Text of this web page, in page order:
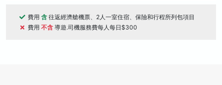
費用 含 往返經濟艙機票、2人一室住宿、保險和行程所列包項目
費用 不含 導遊.司機服務費每人每日$300